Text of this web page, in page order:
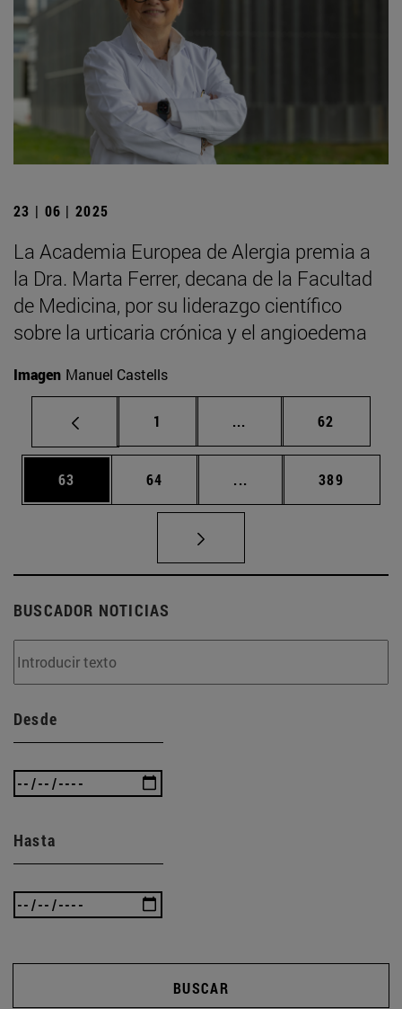
23 | 06 | 2025
La Academia Europea de Alergia premia a
la Dra. Marta Ferrer, decana de la Facultad
de Medicina, por su liderazgo científico
sobre la urticaria crónica y el angioedema
Imagen Manuel Castells
Página
1 ... Páginas intermedias
Página
62
Página
63 Página
64 ... Páginas intermedias
Página
389
BUSCADOR NOTICIAS
Desde
Hasta
BUSCAR